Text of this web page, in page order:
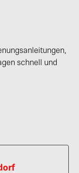
schnell und